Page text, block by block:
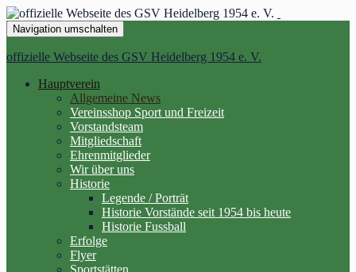
Navigation umschalten
offizielle Webseite des GSV Heidelberg 1954 e. V.
Hauptverein
Allgemeine News
Vereinsshop Sport und Freizeit
Vorstandsteam
Mitgliedschaft
Ehrenmitglieder
Wir über uns
Historie
Legende / Porträt
Historie Vorstände seit 1954 bis heute
Historie Fussball
Erfolge
Flyer
Sportstätten